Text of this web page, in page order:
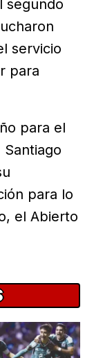
segundo
servicio
para
para el
para lo
el Abierto